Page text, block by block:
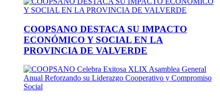
COOPSANO DESTACA SU IMPACTO
ECONÓMICO Y SOCIAL EN LA
PROVINCIA DE VALVERDE